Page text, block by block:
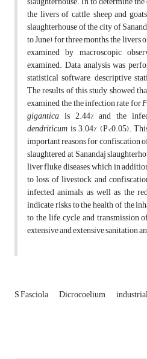
the livers of cattle, sheep and
slaughterhouse of the city of
to June) for three months, the livers
examined by macroscopic
examined. Data analysis was
statistical software, descriptive
The results of this study showed
examined, the, the infection rate for
gigantica is 2.44% and the
dendriticumis 3.04% (P<0.05).
important reasons for confiscation
slaughtered at Sanandaj
liver fluke diseases, which in
to loss of livestock and
infected animals as well as the
indicate risks to the health of the
to the life cycle and transmission
extensive and extensive sanitation
S Fasciola Dicrocoelium